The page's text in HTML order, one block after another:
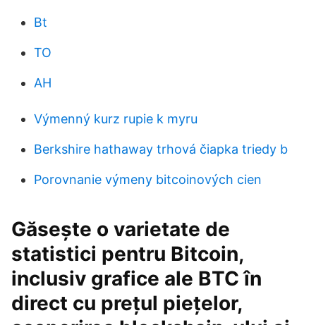
Bt
TO
AH
Výmenný kurz rupie k myru
Berkshire hathaway trhová čiapka triedy b
Porovnanie výmeny bitcoinových cien
Găsește o varietate de
statistici pentru Bitcoin,
inclusiv grafice ale BTC în
direct cu prețul piețelor,